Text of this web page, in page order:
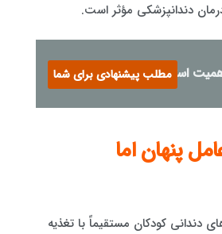
دندانپزشکی مؤثر است.
استفاده از نخ دندان
مطلب پیشنهادی برای شما
پنهان اما
دندانی کودکان مستقیماً با تغذیه